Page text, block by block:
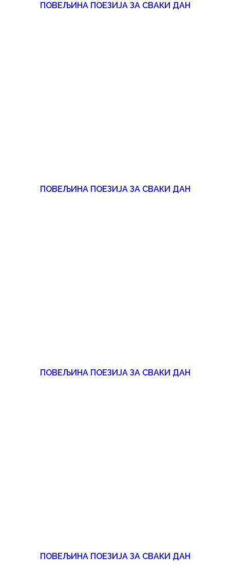
ПОВЕЉИНА ПОЕЗИЈА ЗА СВАКИ ДАН
ПОВЕЉИНА ПОЕЗИЈА ЗА СВАКИ ДАН
ПОВЕЉИНА ПОЕЗИЈА ЗА СВАКИ ДАН
ПОВЕЉИНА ПОЕЗИЈА ЗА СВАКИ ДАН